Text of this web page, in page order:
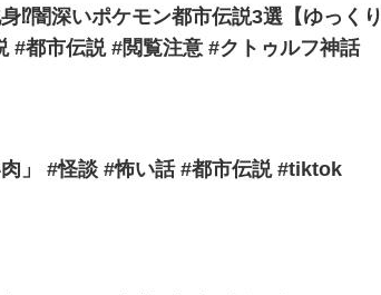
⁉️闇深いポケモン都市伝説3選【ゆっくり
#都市伝説 #閲覧注意 #クトゥルフ神話
#都市伝説 #tiktok